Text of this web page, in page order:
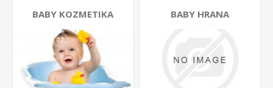
BABY KOZMETIKA BABY HRANA